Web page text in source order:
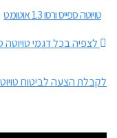
טויוטה ספייס ורסו 1.3 אוטומט
לצפיה בכל דגמי טויוטה
לקבלת הצעה לביטוח